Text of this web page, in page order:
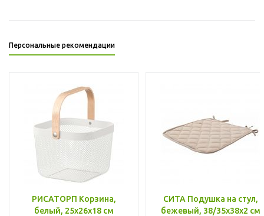
Персональные рекомендации
РИСАТОРП Корзина,
белый, 25x26x18 см
СИТА Подушка на стул,
бежевый, 38/35x38x2 см